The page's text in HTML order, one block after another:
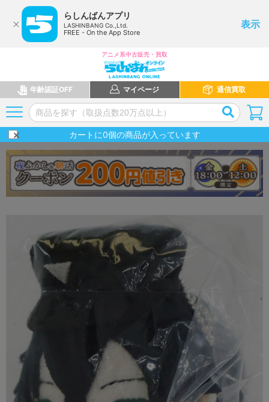
らしんばんアプリ
LASHINBANG Co.,Ltd.
FREE - On the App Store
表示
アニメ系中古販売・買取
年齢認証OFF マイページ 通信買取
カートに0個の商品が入っています